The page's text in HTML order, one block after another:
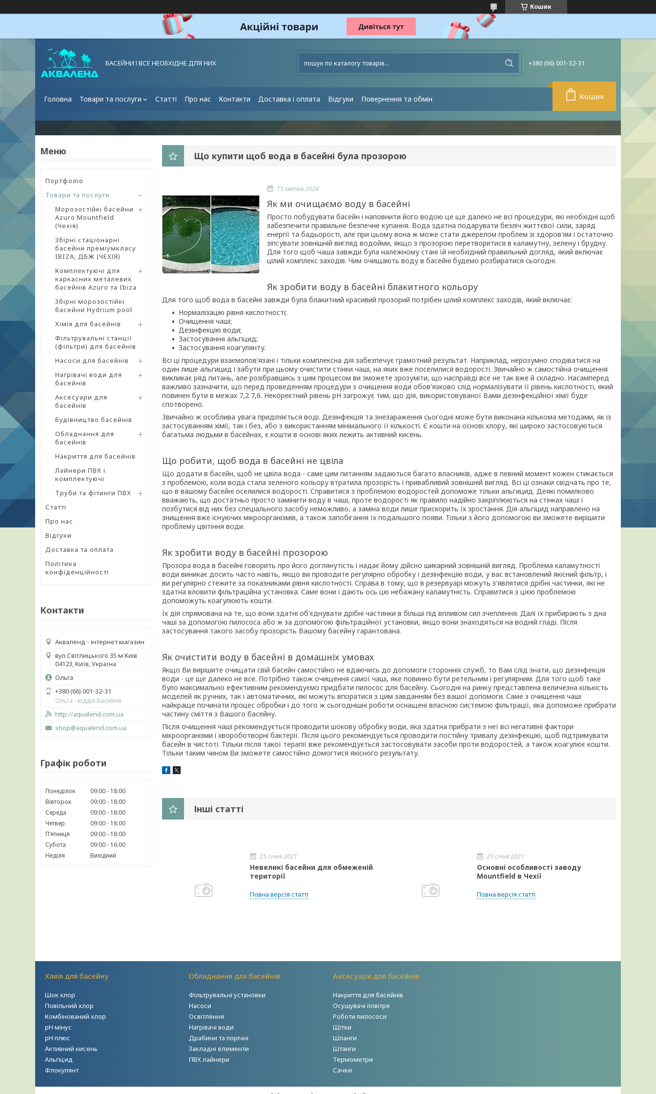
Кошик
БАСЕЙНИ І ВСЕ НЕОБХІДНЕ ДЛЯ НИХ +380 (66) 001-32-31
Головна Товари та послуги Статті Про нас Контакти Доставка і оплата Відгуки Повернення та обмін Кошик
Портфоліо
Товари та послуги
Морозостійкі басейни
Azuro Mountfield
(Чехія)
Збірні стаціонарні
басейни преміумкласу
IBIZA, ДБЖ (ЧЕХІЯ)
Комплектуючі для
каркасних металевих
басейнів Azuro та Ibiza
Збірні морозостійкі
басейни Hydrium pool
Хімія для басейнів
Фільтрувальні станції
(фільтри) для басейнів
Насоси для басейнів
Нагрівачі води для
басейнів
Аксесуари для
басейнів
Будівництво басейнів
Обладнання для
басейнів
Накриття для басейнів
Лайнери ПВХ і
комплектуючі
Труби та фітинги ПВХ
Статті
Про нас
Відгуки
Доставка та оплата
Політика
конфіденційності
Контакти
Акваленд - інтернет магазин
вул.Світлицького 35 м Киів
04123, Київ, Україна
Ольга
+380 (66) 001-32-31
Ольга - відділ басейнів
http://aqualend.com.ua
shop@aqualend.com.ua
Графік роботи
Понеділок 09:00
18:00
Вівторок
09:00
18:00
Середа
09:00
18:00
Четвер
09:00
18:00
Пʼятниця
09:00
18:00
Субота
09:00
16:00
Неділя
Вихідний
Що купити щоб вода в басейні була прозорою
15 квітня 2024
Як ми очищаємо воду в басейні
Просто побудувати басейн і наповнити його водою це ще далеко не всі процедури, які необхідні щоб
забезпечити правильне безпечне купання. Вода здатна подарувати безліч життєвої сили, заряд
енергії та бадьорості, але при цьому вона ж може стати джерелом проблем зі здоров'ям і остаточно
зіпсувати зовнішній вигляд водойми, якщо з прозорою перетворитися в каламутну, зелену і брудну.
Для того щоб чаша завжди була належному стані їй необхідний правильний догляд, який включає
цілий комплекс заходів. Чим очищають воду в басейні будемо розбиратися сьогодні.
Як зробити воду в басейні блакитного кольору
Для того щоб вода в басейні завжди була блакитний красивий прозорий потрібен цілий комплекс заходів, який включає:
Нормалізацію рівня кислотності;
Очищення чаші;
Дезінфекцію води;
Застосування альгіцид;
Застосування коагулянту.
Всі ці процедури взаємопов'язані і тільки комплексна дія забезпечує грамотний результат. Наприклад, нерозумно сподіватися на
один лише альгицид і забути при цьому очистити стінки чаші, на яких вже поселилися водорості. Звичайно ж самостійна очищення
викликає ряд питань, але розібравшись з цим процесом ви зможете зрозуміти, що насправді все не так вже й складно. Насамперед
важливо зазначити, що перед проведенням процедури з очищення води обов'язково слід нормалізувати її рівень кислотності, який
повинен бути в межах 7,2 7,6. Некоректний рівень рН загрожує тим, що дія, використовуваної Вами дезінфекційної хімії буде
спотворено.
Звичайно ж особлива увага приділяється воді. Дезінфекція та знезараження сьогодні може бути виконана кількома методами, як із
застосуванням хімії, так і без, або з використанням мінімального її кількості. Є кошти на основі хлору, які широко застосовуються
багатьма людьми в басейнах, є кошти в основі яких лежить активний кисень.
Що робити, щоб вода в басейні не цвіла
Що додати в басейн, щоб не цвіла вода - саме цим питанням задаються багато власників, адже в певний момент кожен стикається
з проблемою, коли вода стала зеленого кольору втратила прозорість і привабливий зовнішній вигляд. Всі ці ознаки свідчать про те,
що в вашому басейні оселилися водорості. Справитися з проблемою водоростей допоможе тільки альгицид. Деякі помилково
вважають, що достатньо просто замінити воду в чаші, проте водорості як правило надійно закріплюються на стінках чаші і
позбутися від них без спеціального засобу неможливо, а заміна води лише прискорить їх зростання. Дія альгіцид направлено на
знищення вже існуючих мікроорганізмів, а також запобігання їх подальшого появи. Тільки з його допомогою ви зможете вирішити
проблему цвітіння води.
Як зробити воду в басейні прозорою
Прозора вода в басейні говорить про його доглянутість і надає йому дійсно шикарний зовнішній вигляд. Проблема каламутності
води виникає досить часто навіть, якщо ви проводите регулярно обробку і дезінфекцію води, у вас встановлений якісний фільтр, і
ви регулярно стежите за показниками рівня кислотності. Справа в тому, що в резервуарі можуть з'являтися дрібні частинки, які не
здатна вловити фільтраційна установка. Саме вони і дають ось цю небажану каламутність. Справитися з цією проблемою
допоможуть коагулюють кошти.
Їх дія спрямована на те, що вони здатні об'єднувати дрібні частинки в більші під впливом сил зчеплення. Далі їх прибирають з дна
чаші за допомогою пилососа або ж за допомогою фільтраційної установки, якщо вони знаходяться на водній гладі. Після
застосування такого засобу прозорість Вашому басейну гарантована.
Як очистити воду в басейні в домашніх умовах
Якщо Ви вирішите очищати свій басейн самостійно не вдаючись до допомоги сторонніх служб, то Вам слід знати, що дезінфекція
води - це ще далеко не все. Потрібно також очищення самої чаші, яке повинно бути ретельним і регулярним. Для того щоб таке
було максимально ефективним рекомендуємо придбати пилосос для басейну. Сьогодні на ринку представлена ​​величезна кількість
моделей як ручних, так і автоматичних, які можуть впоратися з цим завданням без вашої допомоги. Саме з очищення чаші
найкраще починати процес обробки і до того ж сьогоднішні роботи оснащені власною системою фільтрації, яка допоможе прибрати
частину сміття з Вашого басейну.
Після очищення чаші рекомендується проводити шокову обробку води, яка здатна прибрати з неї всі негативні фактори
мікроорганізми і хвороботворні бактерії. Після цього рекомендується проводити постійну тривалу дезінфекцію, щоб підтримувати
басейн в чистоті. Тільки після такої терапії вже рекомендується застосовувати засоби проти водоростей, а також коагулює кошти.
Тільки таким чином Ви зможете самостійно домогтися якісного результату.
Інші статті
25 січня 2021
Невеликі басейни для обмеженій
території
Повна версія статті
25 січня 2021
Основні особливості заводу
Mountfield в Чехії
Повна версія статті
Хімія для басейну
Шок хлор
Повільний хлор
Комбінований хлор
рН мінус
рН плюс
Активний кисень
Альгіцид
Флокулянт
Обладнання для басейнів
Фільтрувальні установки
Насоси
Освітлення
Нагрівачі води
Драбини та порічні
Закладні елементи
ПВХ лайнери
Аксесуари для басейнів
Накриття для басейнів
Осушувачі повітря
Роботи пилососи
Щітки
Шланги
Штанги
Термометри
Сачки